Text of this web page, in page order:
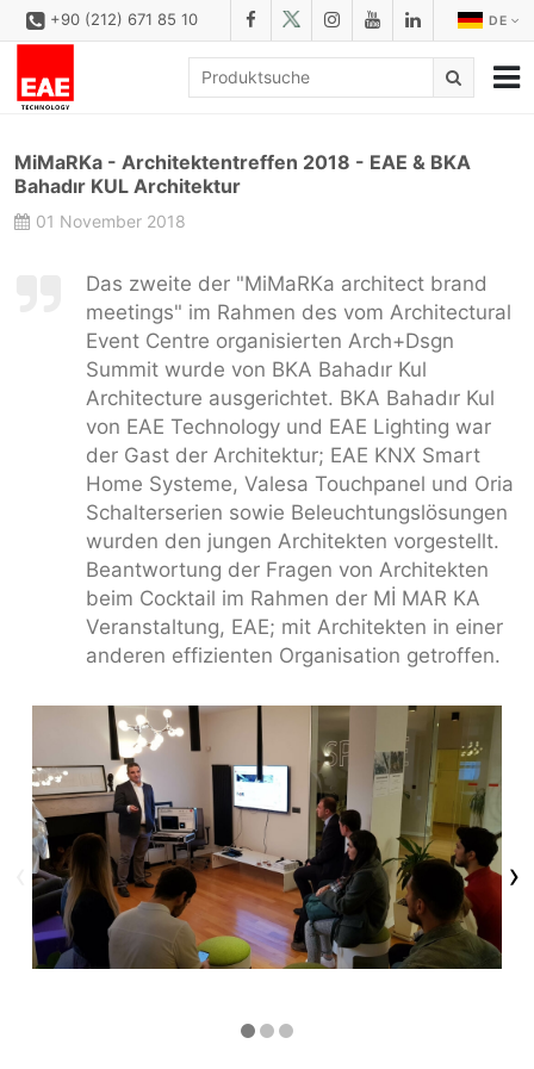
DE
+90 (212) 671 85 10
LÖSUNGS
PRODUKTFAMILIEN
PRODUKTE
DOWNLOAD
KONFIGURATOR
KONTAKT
KONTAKT FORMULAR
MiMaRKa - Architektentreffen 2018 - EAE & BKA
Bahadır KUL Architektur
01 November 2018
Das zweite der "MiMaRKa architect brand
meetings" im Rahmen des vom Architectural
Event Centre organisierten Arch+Dsgn
Summit wurde von BKA Bahadır Kul
Architecture ausgerichtet. BKA Bahadır Kul
von EAE Technology und EAE Lighting war
der Gast der Architektur; EAE KNX Smart
Home Systeme, Valesa Touchpanel und Oria
Schalterserien sowie Beleuchtungslösungen
wurden den jungen Architekten vorgestellt.
Beantwortung der Fragen von Architekten
beim Cocktail im Rahmen der Mİ MAR KA
Veranstaltung, EAE; mit Architekten in einer
anderen effizienten Organisation getroffen.
›